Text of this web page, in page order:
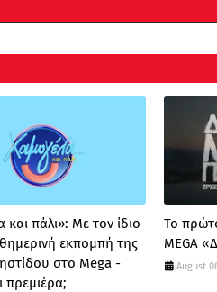
και πάλι»: Με τον ίδιο
εκπομπή της
στο Mega -
πρεμιέρα;
Το
MEGA
August